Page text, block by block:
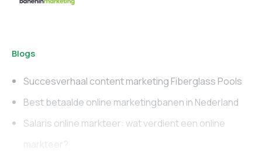
Blogs
Succesverhaal content marketing Fiberglass Pools
Best betaalde online marketingbanen in Nederland
Salaris online markteer: wat verdient een online
markteer?